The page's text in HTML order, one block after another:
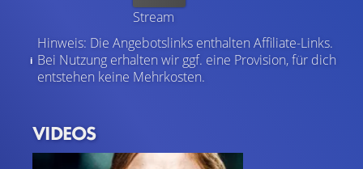
Stream
Hinweis: Die Angebotslinks enthalten Affiliate-Links.
Bei Nutzung erhalten wir ggf. eine Provision, für dich
entstehen keine Mehrkosten.
VIDEOS